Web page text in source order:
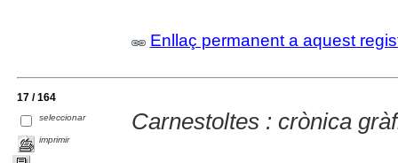
Enllaç permanent a aquest
17 / 164
seleccionar
imprimir
Carnestoltes : crònica